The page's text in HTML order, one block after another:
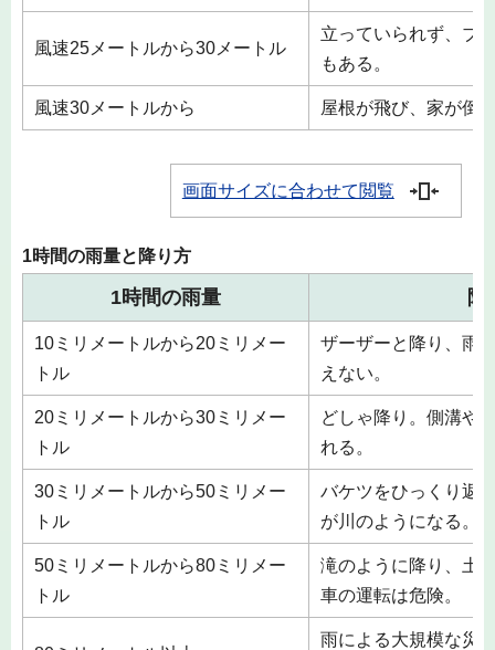
風速25メートルから30メートル
立っていられず、ブ
もある。
風速30メートルから 屋根が飛び、家が倒
画面サイズに合わせて閲覧
1時間の雨量と降り方
1時間の雨量 降
10ミリメートルから20ミリメー
トル
ザーザーと降り、雨
えない。
20ミリメートルから30ミリメー
トル
どしゃ降り。側溝や
れる。
30ミリメートルから50ミリメー
トル
バケツをひっくり返
が川のようになる。
50ミリメートルから80ミリメー
トル
滝のように降り、土
車の運転は危険。
雨による大規模な災